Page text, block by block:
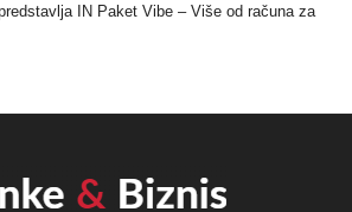
IN Paket Vibe – Više od računa za